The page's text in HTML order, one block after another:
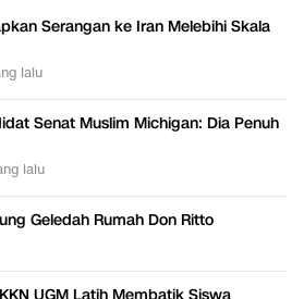
Serangan ke Iran Melebihi Skala
lalu
Senat Muslim Michigan: Dia Penuh
lalu
Geledah Rumah Don Ritto
UGM Latih Membatik Siswa